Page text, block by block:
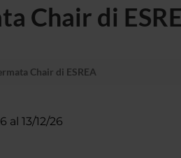
Chair di
Chair di ESREA
al 13/12/26